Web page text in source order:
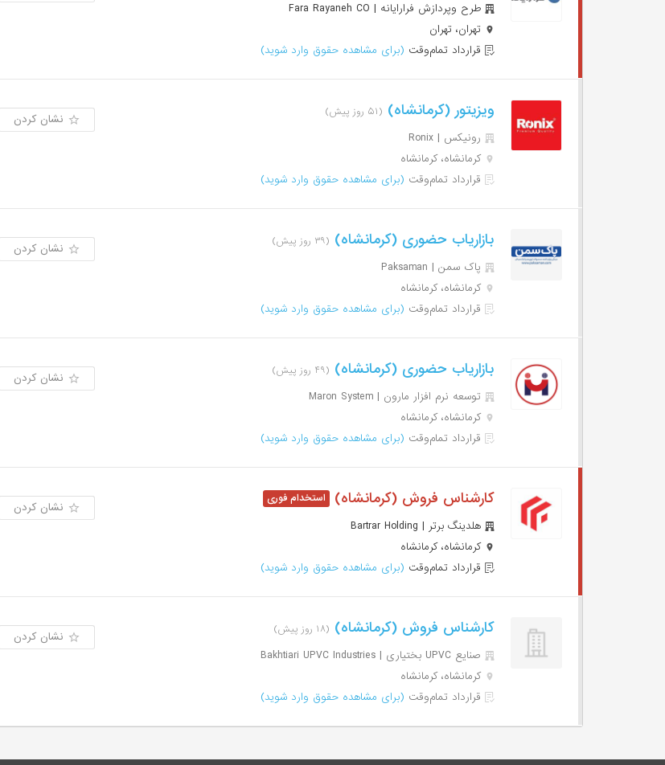
طرح وپردازش فرارایانه | Fara Rayaneh CO
تهران، تهران
قرارداد تمام‌وقت (برای مشاهده حقوق وارد شوید)
ویزیتور (کرمانشاه) (۵۱ روز پیش)
رونیکس | Ronix
کرمانشاه، کرمانشاه
قرارداد تمام‌وقت (برای مشاهده حقوق وارد شوید)
نشان کردن
بازاریاب حضوری (کرمانشاه) (۳۹ روز پیش)
پاک سمن | Paksaman
کرمانشاه، کرمانشاه
قرارداد تمام‌وقت (برای مشاهده حقوق وارد شوید)
نشان کردن
بازاریاب حضوری (کرمانشاه) (۴۹ روز پیش)
توسعه نرم افزار مارون | Maron System
کرمانشاه، کرمانشاه
قرارداد تمام‌وقت (برای مشاهده حقوق وارد شوید)
نشان کردن
کارشناس فروش (کرمانشاه)
هلدینگ برتر | Bartrar Holding
کرمانشاه، کرمانشاه
قرارداد تمام‌وقت (برای مشاهده حقوق وارد شوید)
نشان کردن
کارشناس فروش (کرمانشاه) (۱۸ روز پیش)
صنایع UPVC بختیاری | Bakhtiari UPVC Industries
کرمانشاه، کرمانشاه
قرارداد تمام‌وقت (برای مشاهده حقوق وارد شوید)
نشان کردن